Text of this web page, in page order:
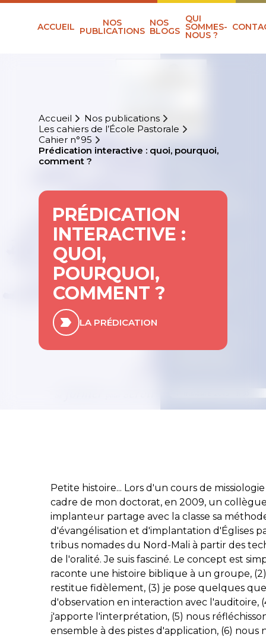
ACCUEIL NOS
PUBLICATIONS
NOS
BLOGS
QUI
SOMMES-
NOUS ?
Accueil
Nos publications
Les cahiers de l’École Pastorale
Cahier n°95
Prédication interactive : quoi, pourquoi,
comment ?
PRÉDICATION
INTERACTIVE :
QUOI,
POURQUOI,
COMMENT ?
LA PRÉDICATION
Petite histoire... Lors d'un cours de
cadre de mon doctorat, en 2009, un
implanteur partage avec la classe sa
d'évangélisation et d'implantation d'Églises
tribus nomades du Nord-Mali à partir des
de l'oralité. Je suis fasciné. Le concept est
raconte une histoire biblique à un groupe,
restitue fidèlement, (3) je pose quelques
d'observation en interaction avec l'auditoire,
j'apporte l'interprétation, (5) nous
ensemble à des pistes d'application, (6) nous